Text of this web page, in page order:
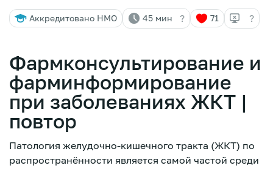
Лекторы
Аккредитовано НМО 45 мин ? 71 ?
Фармконсультирование и
фарминформирование
при заболеваниях ЖКТ |
повтор
Патология желудочно-кишечного тракта (ЖКТ) по
распространённости является самой частой среди